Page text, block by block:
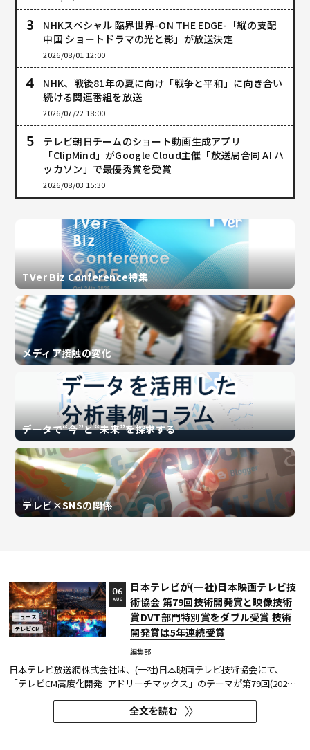
NHKスペシャル 臨界世界-ON THE EDGE-「縦の支配
中国 ショートドラマの光と影」が放送決定
2026/08/01 12:00
NHK、戦後81年の夏に向け「戦争と平和」に向き合い
続ける関連番組を放送
2026/07/22 18:00
テレビ朝日チームのショート動画生成アプリ
「ClipMind」がGoogle Cloud主催「放送局合同 AI ハ
ッカソン」で最優秀賞を受賞
2026/08/03 15:30
TVer Biz Conference特集
メディア接触の変化
データで“今”と“未来”を探求する
テレビ×SNSの関係
ニュース
テレビCM
日本テレビが(一社)日本映画テレビ技
術協会 第79回技術開発賞と映像技術
賞DVT部門特別賞をダブル受賞 技術
開発賞は5年連続受賞
編集部
06
AUG
日本テレビ放送網株式会社は、(一社)日本映画テレビ技術協会にて、
「テレビCM高度化開発−アドリーチマックス」のテーマが第79回(2025
年度)技術開発賞を、「TOKYO巫女忍者」が映像技術賞 DVT(デジタルビ
ジュアル技術)部門 特別賞を受賞したことを発表した。技術開発賞部門
では、昨年に続き5年連続の受賞となる。 この賞は毎年、放送に関連
全文を読む